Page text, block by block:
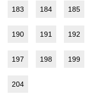
183 184 185
190 191 192
197 198 199
204